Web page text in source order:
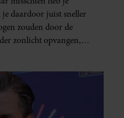
je daardoor juist sneller
zouden door de
zonlicht opvangen,
uit hoe het zit.